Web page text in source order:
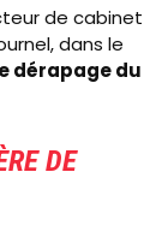
de cabinet
dans le
dérapage du
DE